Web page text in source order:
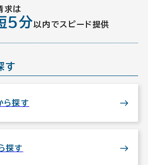
求は
5分 以内でスピード提供
す
ら探す
探す